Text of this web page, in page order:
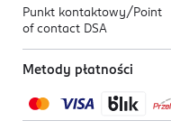
Punkt kontaktowy/ Point
of contact DSA
Metody płatności